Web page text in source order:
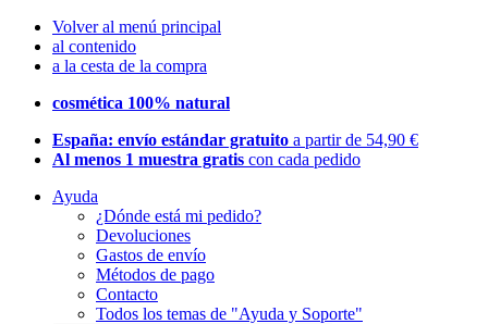
Volver al menú principal
al contenido
a la cesta de la compra
cosmética 100% natural
España: envío estándar gratuito a partir de 54,90 €
Al menos 1 muestra gratis con cada pedido
Ayuda
¿Dónde está mi pedido?
Devoluciones
Gastos de envío
Métodos de pago
Contacto
Todos los temas de "Ayuda y Soporte"